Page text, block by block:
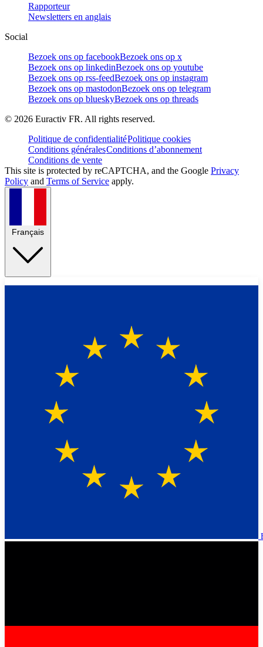
Rapporteur
Newsletters en anglais
Social
Bezoek ons op facebookBezoek ons op x
Bezoek ons op linkedinBezoek ons op youtube
Bezoek ons op rss-feedBezoek ons op instagram
Bezoek ons op mastodonBezoek ons op telegram
Bezoek ons op blueskyBezoek ons op threads
© 2026 Euractiv FR. All rights reserved.
Politique de confidentialitéPolitique cookies
Conditions généralesConditions d’abonnement
Conditions de vente
This site is protected by reCAPTCHA, and the Google Privacy
Policy and Terms of Service apply.
Français